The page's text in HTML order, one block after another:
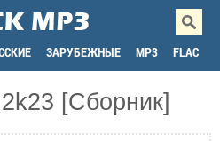
ЗАРУБЕЖНЫЕ MP3 FLAC
[Сборник]